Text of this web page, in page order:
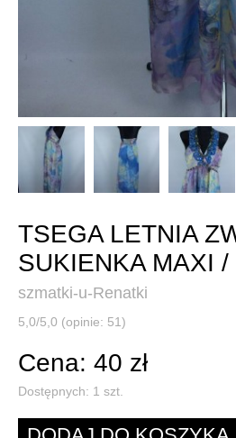
TSEGA LETNIA
SUKIENKA MAXI /
szmatki-u-Renatki
5,0/5,0 (opinie: 51)
Cena: 40 zł
Dostępnych: 1 szt.